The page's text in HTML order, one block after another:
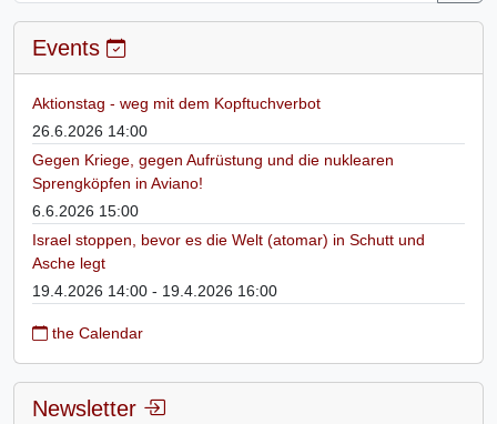
Events
Aktionstag - weg mit dem Kopftuchverbot
26.6.2026 14:00
Gegen Kriege, gegen Aufrüstung und die nuklearen
Sprengköpfen in Aviano!
6.6.2026 15:00
Israel stoppen, bevor es die Welt (atomar) in Schutt und
Asche legt
19.4.2026 14:00 - 19.4.2026 16:00
the Calendar
Newsletter